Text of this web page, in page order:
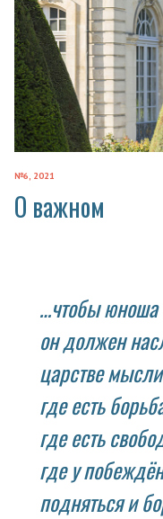
№6, 2021
О важном
…чтобы
он должен
царстве
где есть
где есть
где у
подняться и